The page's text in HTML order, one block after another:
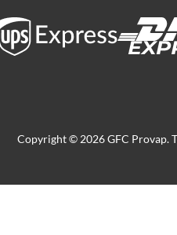
Copyright © 2026 GFC Provap.